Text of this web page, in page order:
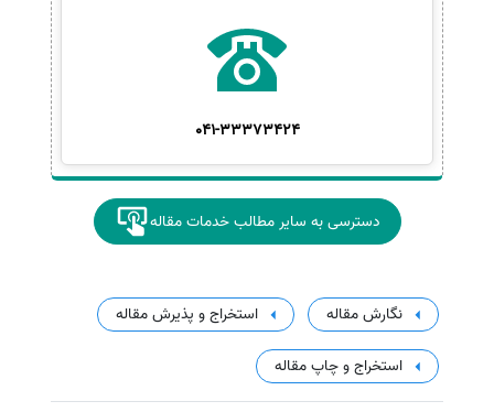
041-33373424
دسترسی به سایر مطالب خدمات مقاله
نگارش مقاله استخراج و پذیرش مقاله
استخراج و چاپ مقاله